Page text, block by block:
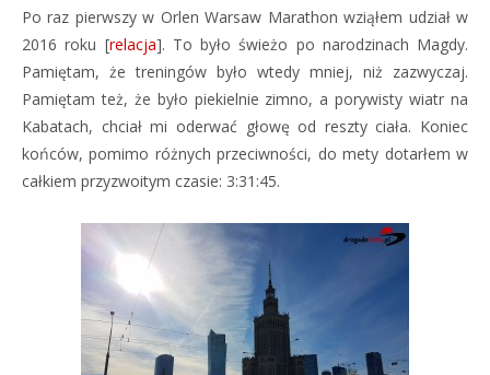
Po raz pierwszy w Orlen Warsaw Marathon wziąłem udział w
2016 roku [relacja]. To było świeżo po narodzinach Magdy.
Pamiętam, że treningów było wtedy mniej, niż zazwyczaj.
Pamiętam też, że było piekielnie zimno, a porywisty wiatr na
Kabatach, chciał mi oderwać głowę od reszty ciała. Koniec
końców, pomimo różnych przeciwności, do mety dotarłem w
całkiem przyzwoitym czasie: 3:31:45.